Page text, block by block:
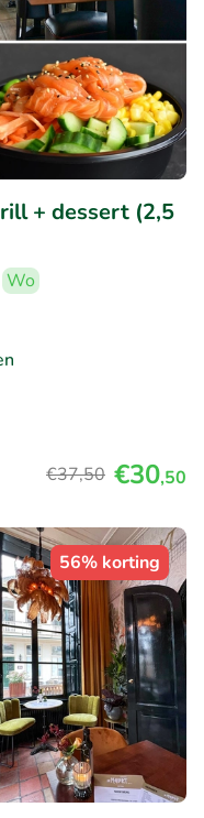
+ dessert (2,5
Wo
€37,50 €30,50
56% korting